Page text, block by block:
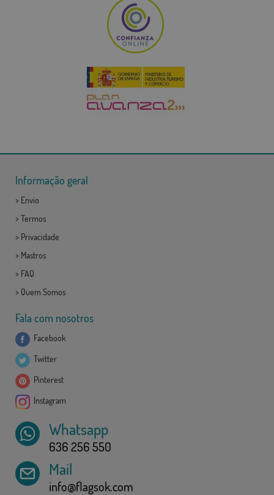
Informação geral
> Envio
> Termos
> Privacidade
> Mastros
> FAQ
> Quem Somos
Fala com nosotros
Facebook
Twitter
Pinterest
Instagram
Whatsapp
636 256 550
Mail
info@flagsok.com